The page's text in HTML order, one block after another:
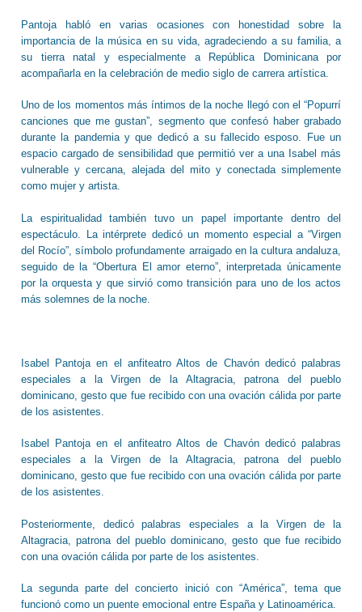
Pantoja habló en varias ocasiones con honestidad sobre la
importancia de la música en su vida, agradeciendo a su familia, a
su tierra natal y especialmente a República Dominicana por
acompañarla en la celebración de medio siglo de carrera artística.
Uno de los momentos más íntimos de la noche llegó con el “Popurrí
canciones que me gustan”, segmento que confesó haber grabado
durante la pandemia y que dedicó a su fallecido esposo. Fue un
espacio cargado de sensibilidad que permitió ver a una Isabel más
vulnerable y cercana, alejada del mito y conectada simplemente
como mujer y artista.
La espiritualidad también tuvo un papel importante dentro del
espectáculo. La intérprete dedicó un momento especial a “Virgen
del Rocío”, símbolo profundamente arraigado en la cultura andaluza,
seguido de la “Obertura El amor eterno”, interpretada únicamente
por la orquesta y que sirvió como transición para uno de los actos
más solemnes de la noche.
Isabel Pantoja en el anfiteatro Altos de Chavón dedicó palabras
especiales a la Virgen de la Altagracia, patrona del pueblo
dominicano, gesto que fue recibido con una ovación cálida por parte
de los asistentes.
Isabel Pantoja en el anfiteatro Altos de Chavón dedicó palabras
especiales a la Virgen de la Altagracia, patrona del pueblo
dominicano, gesto que fue recibido con una ovación cálida por parte
de los asistentes.
Posteriormente, dedicó palabras especiales a la Virgen de la
Altagracia, patrona del pueblo dominicano, gesto que fue recibido
con una ovación cálida por parte de los asistentes.
La segunda parte del concierto inició con “América”, tema que
funcionó como un puente emocional entre España y Latinoamérica.